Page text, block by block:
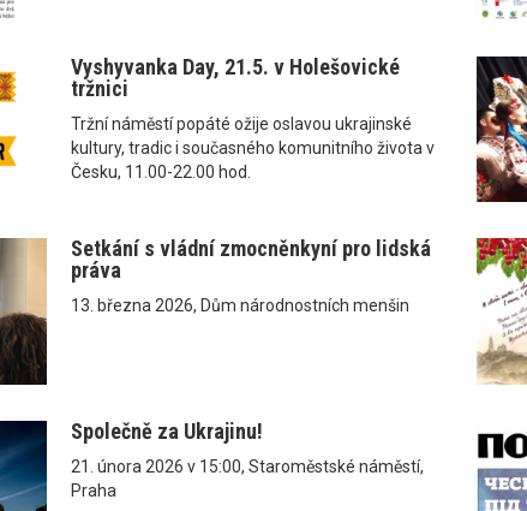
Vyshyvanka Day, 21.5. v Holešovické
tržnici
Tržní náměstí popáté ožije oslavou ukrajinské
kultury, tradic i současného komunitního života v
Česku, 11.00-22.00 hod.
Setkání s vládní zmocněnkyní pro lidská
práva
13. března 2026, Dům národnostních menšin
Společně za Ukrajinu!
21. února 2026 v 15:00, Staroměstské náměstí,
Praha